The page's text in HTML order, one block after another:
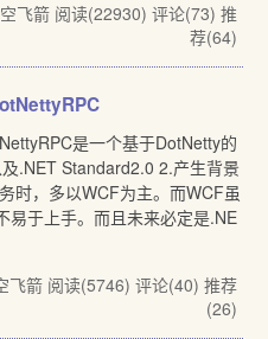
飞箭 阅读(22930) 评论(73) 推
荐(64)
是一个基于DotNetty的
.NET Standard2.0 2.产生背景
时，多以WCF为主。而WCF虽
易于上手。而且未来必定是.NE
飞箭 阅读(5746) 评论(40) 推荐
(26)